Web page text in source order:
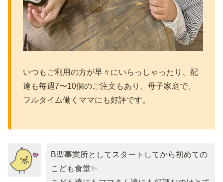
いつもご利用の方が早々にいらっしゃったり、配
達も毎週7〜10個のご注文もあり、母子家庭で、
フルタイム働くママにも好評です。
B型事業所としてスタートしてから初めての
こども食堂✨